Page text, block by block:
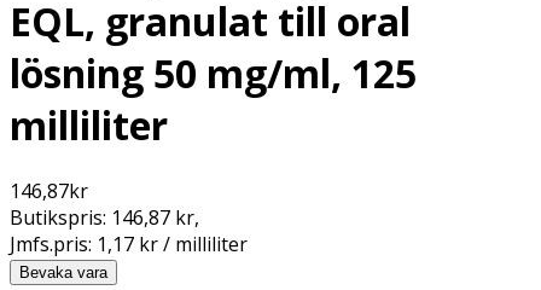
EQL, granulat till oral
lösning 50 mg/ml, 125
milliliter
146,87kr
Butikspris: 146,87 kr,
Jmfs.pris: 1,17 kr / milliliter
Bevaka vara